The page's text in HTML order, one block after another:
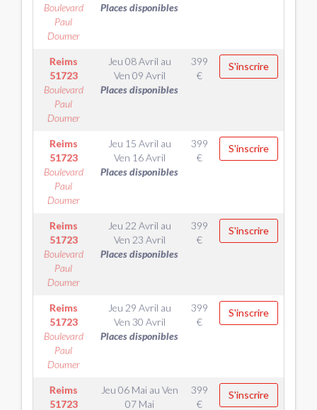
Boulevard
Paul
Doumer
Places disponibles
Reims
51723
Boulevard
Paul
Doumer
Jeu 08 Avril au
Ven 09 Avril
Places disponibles
399
€
S'inscrire
Reims
51723
Boulevard
Paul
Doumer
Jeu 15 Avril au
Ven 16 Avril
Places disponibles
399
€
S'inscrire
Reims
51723
Boulevard
Paul
Doumer
Jeu 22 Avril au
Ven 23 Avril
Places disponibles
399
€
S'inscrire
Reims
51723
Boulevard
Paul
Doumer
Jeu 29 Avril au
Ven 30 Avril
Places disponibles
399
€
S'inscrire
Reims
51723
Jeu 06 Maiau Ven
07 Mai
399
€
S'inscrire